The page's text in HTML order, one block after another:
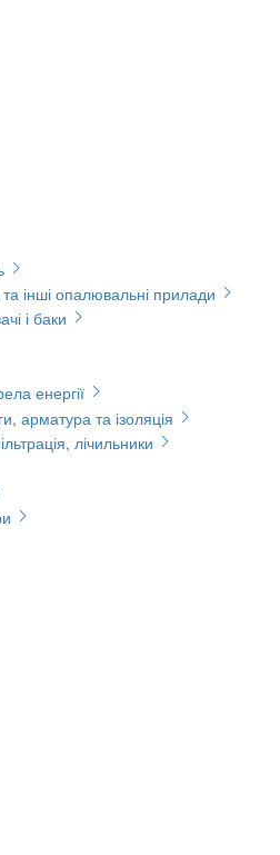
інші опалювальні прилади
і баки
енергії
арматура та ізоляція
лічильники